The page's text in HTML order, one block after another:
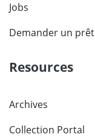
Jobs
Demander un prêt
Resources
Archives
Collection Portal